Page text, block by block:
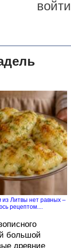
войти
из Литвы нет равных –
рецептом....
большой
древние